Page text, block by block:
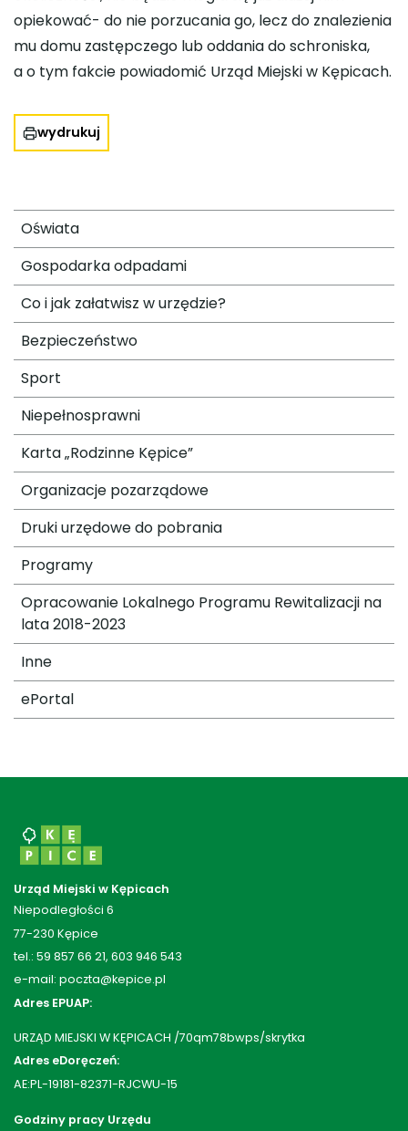
opiekować- do nie porzucania go, lecz do znalezienia
mu domu zastępczego lub oddania do schroniska,
a o tym fakcie powiadomić Urząd Miejski w Kępicach.
wydrukuj
Oświata
Gospodarka odpadami
Co i jak załatwisz w urzędzie?
Bezpieczeństwo
Sport
Niepełnosprawni
Karta „Rodzinne Kępice”
Organizacje pozarządowe
Druki urzędowe do pobrania
Programy
Opracowanie Lokalnego Programu Rewitalizacji na
lata 2018-2023
Inne
ePortal
Urząd Miejski w Kępicach
Niepodległości 6
77-230 Kępice
tel.: 59 857 66 21, 603 946 543
e-mail: poczta@kepice.pl
Adres EPUAP:
URZĄD MIEJSKI W KĘPICACH /70qm78bwps/skrytka
Adres eDoręczeń:
AE:PL-19181-82371-RJCWU-15
Godziny pracy Urzędu